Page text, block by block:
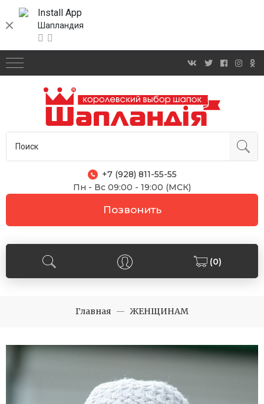
Install App
Шапландия
+7 (928) 811-55-55
Пн - Вс 09:00 - 19:00 (МСК)
Позвонить
(0)
Главная ЖЕНЩИНАМ